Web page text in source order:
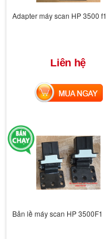
Adapter máy scan HP 3500 f1
Liên hệ
MUA NGAY
Bản lề máy scan HP 3500F1